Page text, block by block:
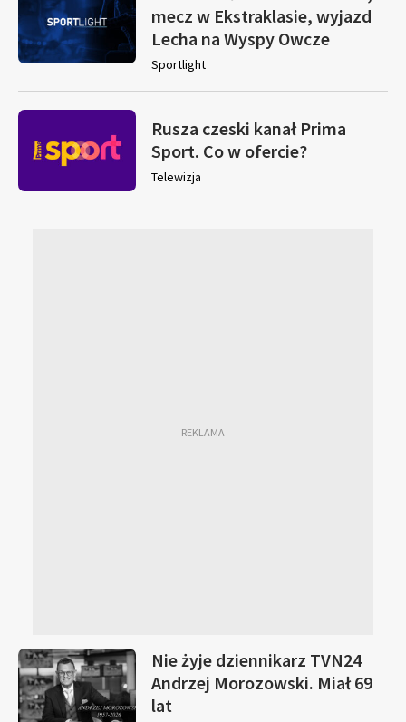
mecz w Ekstraklasie, wyjazd
Lecha na Wyspy Owcze
Sportlight
Rusza czeski kanał Prima
Sport. Co w ofercie?
Telewizja
Nie żyje dziennikarz TVN24
Andrzej Morozowski. Miał 69
lat